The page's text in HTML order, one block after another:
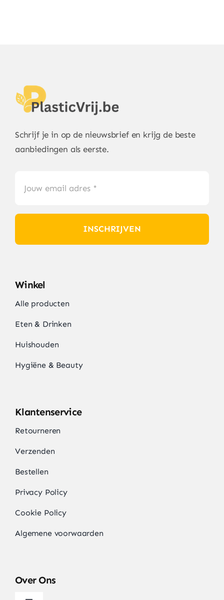
Schrijf je in op de nieuwsbrief en krijg de beste
aanbiedingen als eerste.
INSCHRIJVEN
Winkel
Alle producten
Eten & Drinken
Huishouden
Hygiëne & Beauty
Klantenservice
Retourneren
Verzenden
Bestellen
Privacy Policy
Cookie Policy
Algemene voorwaarden
Over Ons